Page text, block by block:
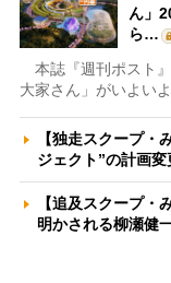
ん」
ら…
本誌『週刊ポスト
大家さん」がいよい
【独走スクープ・
ジェクト”の計画
【追及スクープ・
明かされる柳瀬健